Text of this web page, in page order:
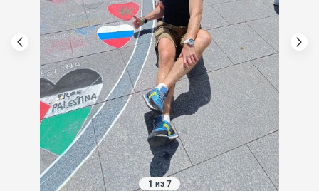
1 из 7